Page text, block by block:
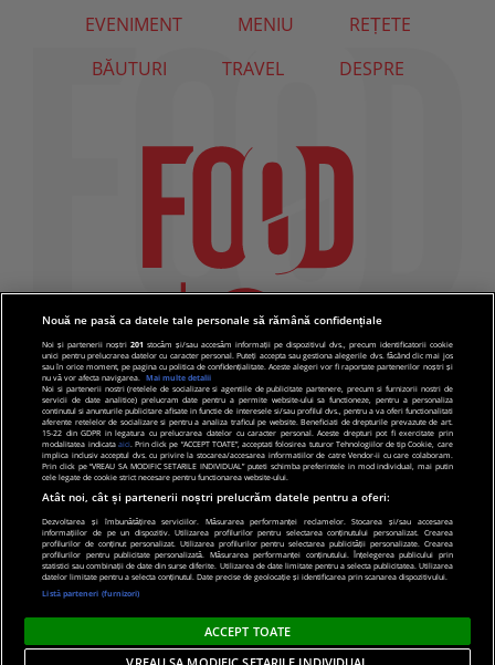
EVENIMENT MENIU
REȚETE
BĂUTURI
TRAVEL DESPRE
© 2019 PRO TV S.R.L |Politica de Cookie|Politica
de confidentialitate
Nouă ne pasă ca datele tale personale să rămână confidențiale
Noi și partenerii noștri201 stocăm și/sau accesăm informații pe dispozitivul dvs., precum identificatorii cookie
unici pentru prelucrarea datelor cu caracter personal. Puteți accepta sau gestiona alegerile dvs. făcând clic mai jos
sau în orice moment, pe pagina cu politica de confidențialitate. Aceste alegeri vor fi raportate partenerilor noștri și
nu vă vor afecta navigarea.
Mai multe detalii
Noi si partenerii nostri (retelele de socializare si agentiile de publicitate partenere, precum si furnizorii nostri de
servicii de date analitice) prelucram date pentru a permite website-ului sa functioneze, pentru a personaliza
continutul si anunturile publicitare afisate in functie de interesele si/sau profilul dvs., pentru a va oferi functionalitati
aferente retelelor de socializare si pentru a analiza traficul pe website. Beneficiati de drepturile prevazute de art.
15-22 din GDPR in legatura cu prelucrarea datelor cu caracter personal. Aceste drepturi pot fi exercitate prin
modalitatea indicata aici. Prin click pe “ACCEPT TOATE”, acceptati folosirea tuturor Tehnologiilor de tip Cookie, care
implica inclusiv acceptul dvs. cu privire la stocarea/accesarea informatiilor de catre Vendor-ii cu care colaboram.
Prin click pe “VREAU SA MODIFIC SETARILE INDIVIDUAL” puteti schimba preferintele in mod individual, mai putin
cele legate de cookie strict necesare pentru functionarea website-ului.
Atât noi, cât și partenerii noștri prelucrăm datele pentru a oferi:
Dezvoltarea și îmbunătățirea serviciilor. Măsurarea performanței reclamelor. Stocarea și/sau accesarea
informațiilor de pe un dispozitiv. Utilizarea profilurilor pentru selectarea conținutului personalizat. Crearea
profilurilor de conținut personalizat. Utilizarea profilurilor pentru selectarea publicității personalizate. Crearea
profilurilor pentru publicitate personalizată. Măsurarea performanței conținutului. Înțelegerea publicului prin
statistici sau combinații de date din surse diferite. Utilizarea de date limitate pentru a selecta publicitatea. Utilizarea
datelor limitate pentru a selecta conținutul. Date precise de geolocație și identificarea prin scanarea dispozitivului.
Listă parteneri (furnizori)
ACCEPT TOATE